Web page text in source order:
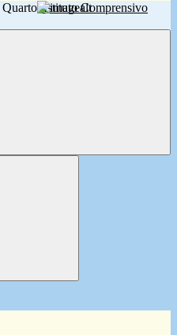
Istituto Comprensivo